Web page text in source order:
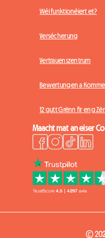
Wéi funktionéiert et?
Versécherung
Vertrauenszentrum
Bewertungen a
12 gutt Grënn fir eng
Maacht mat an eiser
©